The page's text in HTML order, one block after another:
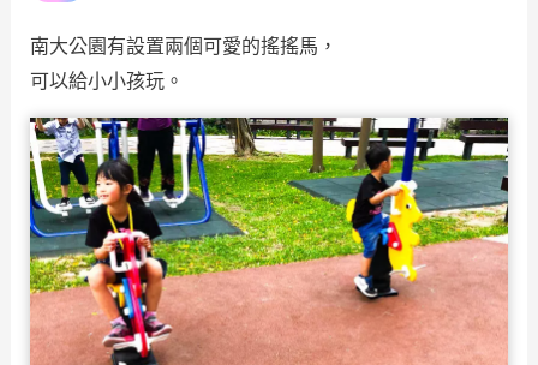
南大公園有設置兩個可愛的搖搖馬，
可以給小小孩玩。